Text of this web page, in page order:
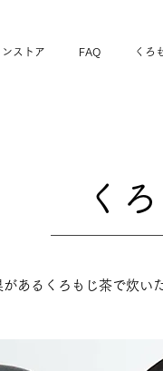
ストア FAQ くろ
く
があるくろもじ茶で炊い